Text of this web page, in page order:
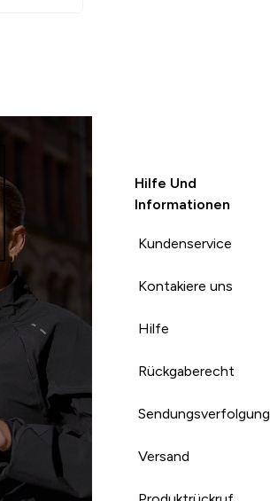
Hilfe Und
Informationen
Kundenservice
Kontakiere uns
Hilfe
Rückgaberecht
Sendungsverfolgung
Versand